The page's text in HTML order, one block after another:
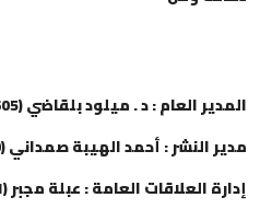
المدير العام : د . ميلود بلقاضي (0661100605)
مدير النشر : أحمد الهيبة صمداني (0659506080)
إدارة العلاقات العامة : عبلة مجبر (0707315941)